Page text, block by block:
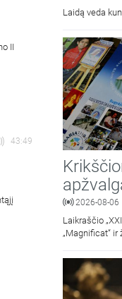
II
43:49
Laidą veda
2026-08-06
Laikraščio
„Magnificat“ ir